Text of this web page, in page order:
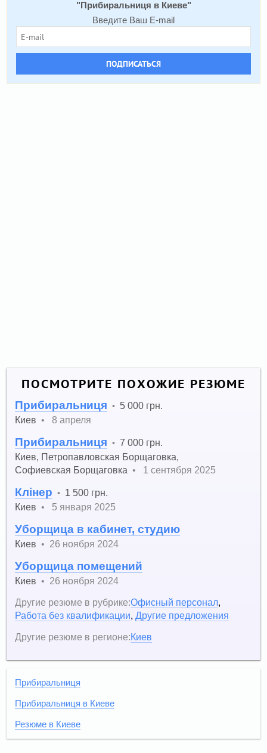
" Прибиральниця в Киеве"
Введите Ваш E-mail
ПОДПИСАТЬСЯ
ПОСМОТРИТЕ ПОХОЖИЕ РЕЗЮМЕ
Прибиральниця • 5 000 грн.
Киев • 8 апреля
Прибиральниця • 7 000 грн.
Киев, Петропавловская Борщаговка,
Софиевская Борщаговка • 1 сентября 2025
Клінер • 1 500 грн.
Киев • 5 января 2025
Уборщица в кабинет, студию
Киев • 26 ноября 2024
Уборщица помещений
Киев • 26 ноября 2024
Другие резюме в рубрике:Офисный персонал,
Работа без квалификации,Другие предложения
Другие резюме в регионе:Киев
Прибиральниця
Прибиральниця в Киеве
Резюме в Киеве